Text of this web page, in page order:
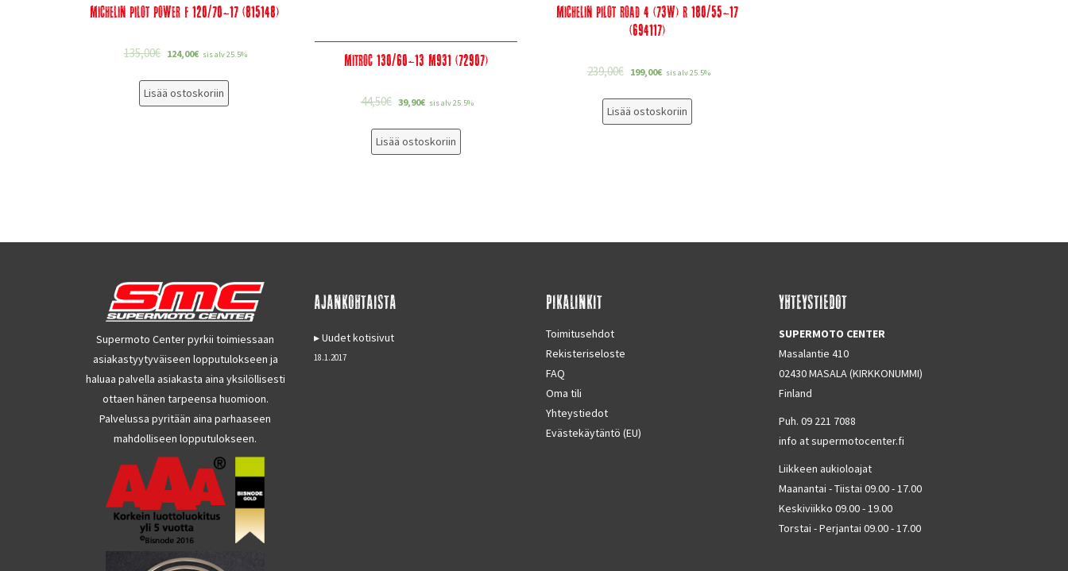
Michelin Pilot Power F 120/70-17 (815148)
135,00€ 124,00€ sis alv 25.5%
Lisää ostoskoriin
Mitroc 130/60-13 M931 (72907)
44,50€ 39,90€ sis alv 25.5%
Lisää ostoskoriin
Michelin Pilot Road 4 (73W) R 180/55-17
(694117)
239,00€ 199,00€ sis alv 25.5%
Lisää ostoskoriin
Supermoto Center pyrkii toimiessaan
asiakastyytyväiseen lopputulokseen ja
haluaa palvella asiakasta aina yksilöllisesti
ottaen hänen tarpeensa huomioon.
Palvelussa pyritään aina parhaaseen
mahdolliseen lopputulokseen.
AJANKOHTAISTA
Uudet kotisivut
18.1.2017
PIKALINKIT
Toimitusehdot
Rekisteriseloste
FAQ
Oma tili
Yhteystiedot
Evästekäytäntö (EU)
YHTEYSTIEDOT
SUPERMOTO CENTER
Masalantie 410
02430 MASALA (KIRKKONUMMI)
Finland
Puh. 09 221 7088
info at supermotocenter.fi
Liikkeen aukioloajat
Maanantai - Tiistai 09.00 - 17.00
Keskiviikko 09.00 - 19.00
Torstai - Perjantai 09.00 - 17.00